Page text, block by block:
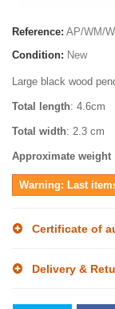
Reference: AP/WM/W
Condition: New
Large black wood
Total length: 4.6cm
Total width: 2.3 cm
Approximate weight
Warning: Last
Certificate of
Delivery &